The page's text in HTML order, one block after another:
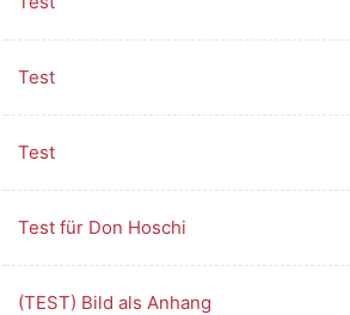
Test
Test
Test für Don Hoschi
(TEST) Bild als Anhang